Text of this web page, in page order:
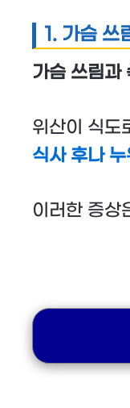
1. 가슴 쓰
가슴 쓰림과
위산이 식도
식사 후나
이러한 증상